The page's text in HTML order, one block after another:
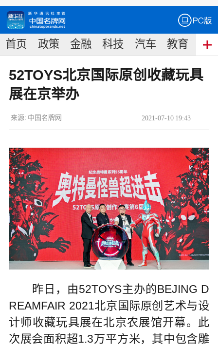
首页 政策 金融 科技 汽车 教育 食
52TOYS北京国际原创收藏玩具
展在京举办
2021-07-10 19:43
来源: 中国名牌网
昨日，由52TOYS主办的BEJING D
REAMFAIR 2021北京国际原创艺术与设
计师收藏玩具展在北京农展馆开幕。此
次展会面积超1.3万平方米，其中包含雕